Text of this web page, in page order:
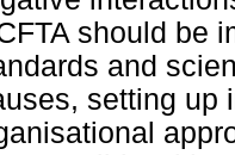
should be
and
setting up